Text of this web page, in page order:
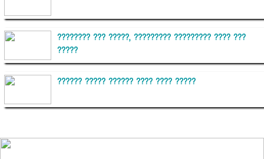
???????? ??? ?????, ????????? ????????? ???? ???
?????
?????? ????? ?????? ???? ???? ?????